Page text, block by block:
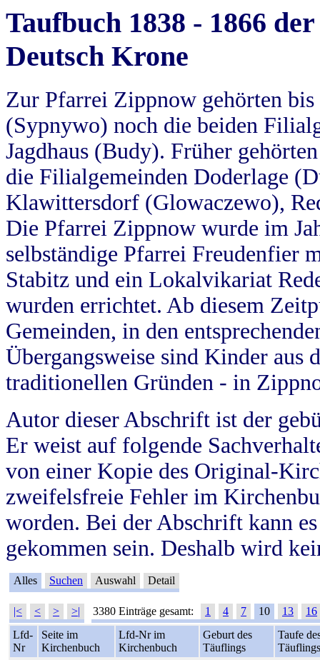
Taufbuch 1838 - 1866
Deutsch Krone
Zur Pfarrei Zippnow gehörten
(Sypnywo) noch die beiden
Jagdhaus (Budy). Früher
die Filialgemeinden Doderlage
Klawittersdorf (Glowaczewo),
Die Pfarrei Zippnow wurde im
selbständige Pfarrei Freudenfier
Stabitz und ein Lokalvikariat
wurden errichtet. Ab diesem
Gemeinden, in den
Übergangsweise sind Kinder aus
traditionellen Gründen - in
Autor dieser Abschrift ist der
Er weist auf folgende
von einer Kopie des Original-
zweifelsfreie Fehler im
worden. Bei der Abschrift kann
gekommen sein. Deshalb wird
Alles Suchen Auswahl Detail
|< < > >| 3380 Einträge gesamt: 1 4 7 10 13
16
Lfd-
Nr
Seite im
Kirchenbuch
Lfd-Nr im
Kirchenbuch
Geburt des
Täuflings
Taufe
Täuflings